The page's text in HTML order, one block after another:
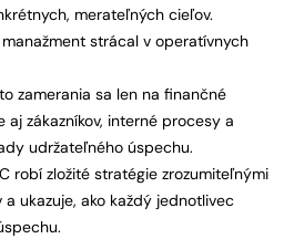
merateľných cieľov.
strácal v operatívnych
zamerania sa len na finančné
aj zákazníkov, interné procesy a
udržateľného úspechu.
robí zložité stratégie zrozumiteľnými
ukazuje, ako každý jednotlivec